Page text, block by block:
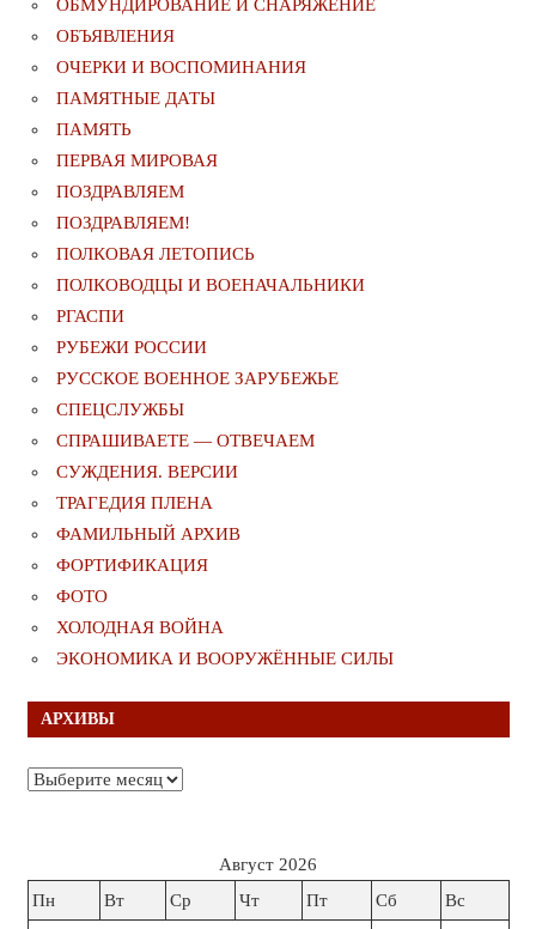
ОБМУНДИРОВАНИЕ И СНАРЯЖЕНИЕ
ОБЪЯВЛЕНИЯ
ОЧЕРКИ И ВОСПОМИНАНИЯ
ПАМЯТНЫЕ ДАТЫ
ПАМЯТЬ
ПЕРВАЯ МИРОВАЯ
ПОЗДРАВЛЯЕМ
ПОЗДРАВЛЯЕМ!
ПОЛКОВАЯ ЛЕТОПИСЬ
ПОЛКОВОДЦЫ И ВОЕНАЧАЛЬНИКИ
РГАСПИ
РУБЕЖИ РОССИИ
РУССКОЕ ВОЕННОЕ ЗАРУБЕЖЬЕ
СПЕЦСЛУЖБЫ
СПРАШИВАЕТЕ — ОТВЕЧАЕМ
СУЖДЕНИЯ. ВЕРСИИ
ТРАГЕДИЯ ПЛЕНА
ФАМИЛЬНЫЙ АРХИВ
ФОРТИФИКАЦИЯ
ФОТО
ХОЛОДНАЯ ВОЙНА
ЭКОНОМИКА И ВООРУЖЁННЫЕ СИЛЫ
АРХИВЫ
Архивы
Август 2026
Пн
Вт Ср Чт Пт Сб Вс